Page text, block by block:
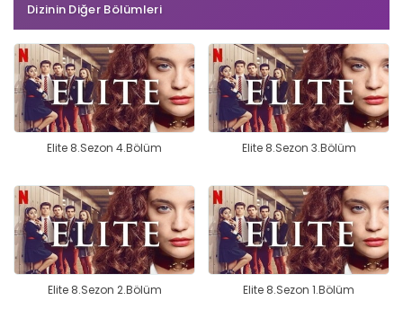
Dizinin Diğer Bölümleri
Elite 8.Sezon 4.Bölüm Elite 8.Sezon 3.Bölüm
Elite 8.Sezon 2.Bölüm Elite 8.Sezon 1.Bölüm